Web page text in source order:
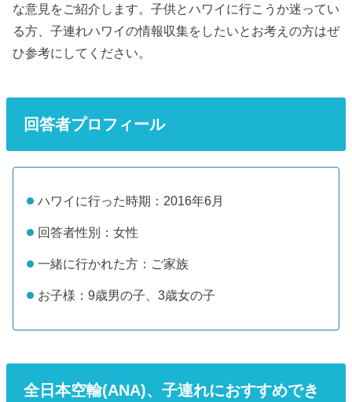
な意見をご紹介します。子供とハワイに行こうか迷ってい
る方、子連れハワイの情報収集をしたいとお考えの方はぜ
ひ参考にしてください。
回答者プロフィール
ハワイに行った時期：2016年6月
回答者性別：女性
一緒に行かれた方：ご家族
お子様：9歳男の子、3歳女の子
全日本空輸(ANA)、子連れにおすすめでき